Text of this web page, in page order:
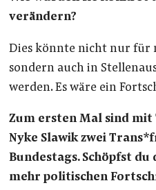
verändern?
Dies könnte nicht nur für
sondern auch in
werden. Es wäre ein
Zum ersten Mal sind mit
Nyke Slawik zwei
Bundestags. Schöpfst
mehr politischen